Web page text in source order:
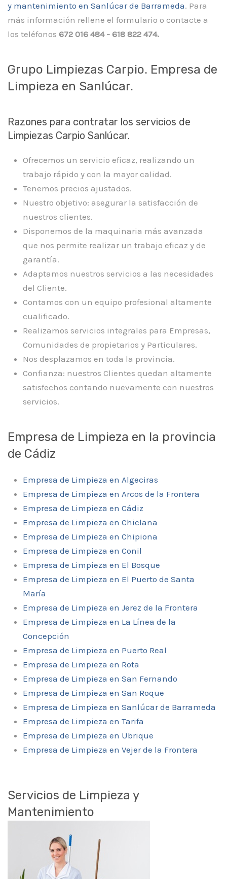
y mantenimiento en Sanlúcar de Barrameda. Para
más información rellene el formulario o contacte a
los teléfonos 672 016 484 - 618 822 474.
Grupo Limpiezas Carpio. Empresa de
Limpieza en Sanlúcar.
Razones para contratar los servicios de
Limpiezas Carpio Sanlúcar.
Ofrecemos un servicio eficaz, realizando un
trabajo rápido y con la mayor calidad.
Tenemos precios ajustados.
Nuestro objetivo: asegurar la satisfacción de
nuestros clientes.
Disponemos de la maquinaria más avanzada
que nos permite realizar un trabajo eficaz y de
garantía.
Adaptamos nuestros servicios a las necesidades
del Cliente.
Contamos con un equipo profesional altamente
cualificado.
Realizamos servicios integrales para Empresas,
Comunidades de propietarios y Particulares.
Nos desplazamos en toda la provincia.
Confianza: nuestros Clientes quedan altamente
satisfechos contando nuevamente con nuestros
servicios.
Empresa de Limpieza en la provincia
de Cádiz
Empresa de Limpieza en Algeciras
Empresa de Limpieza en Arcos de la Frontera
Empresa de Limpieza en Cádiz
Empresa de Limpieza en Chiclana
Empresa de Limpieza en Chipiona
Empresa de Limpieza en Conil
Empresa de Limpieza en El Bosque
Empresa de Limpieza en El Puerto de Santa
María
Empresa de Limpieza en Jerez de la Frontera
Empresa de Limpieza en La Línea de la
Concepción
Empresa de Limpieza en Puerto Real
Empresa de Limpieza en Rota
Empresa de Limpieza en San Fernando
Empresa de Limpieza en San Roque
Empresa de Limpieza en Sanlúcar de Barrameda
Empresa de Limpieza en Tarifa
Empresa de Limpieza en Ubrique
Empresa de Limpieza en Vejer de la Frontera
Servicios de Limpieza y
Mantenimiento